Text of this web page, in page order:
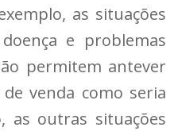
as situações
e problemas
permitem antever
venda como seria
as outras situações